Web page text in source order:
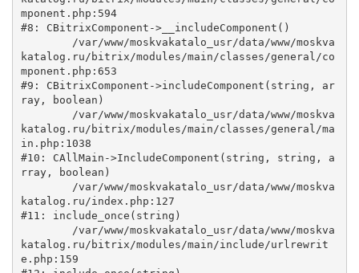
mponent.php:594
#8: CBitrixComponent->__includeComponent()
katalog.ru/bitrix/modules/main/classes/general/co
mponent.php:653
#9: CBitrixComponent->includeComponent(string, ar
ray, boolean)
katalog.ru/bitrix/modules/main/classes/general/ma
in.php:1038
#10: CAllMain->IncludeComponent(string, string, a
rray, boolean)
katalog.ru/index.php:127
#11: include_once(string)
katalog.ru/bitrix/modules/main/include/urlrewrit
e.php:159